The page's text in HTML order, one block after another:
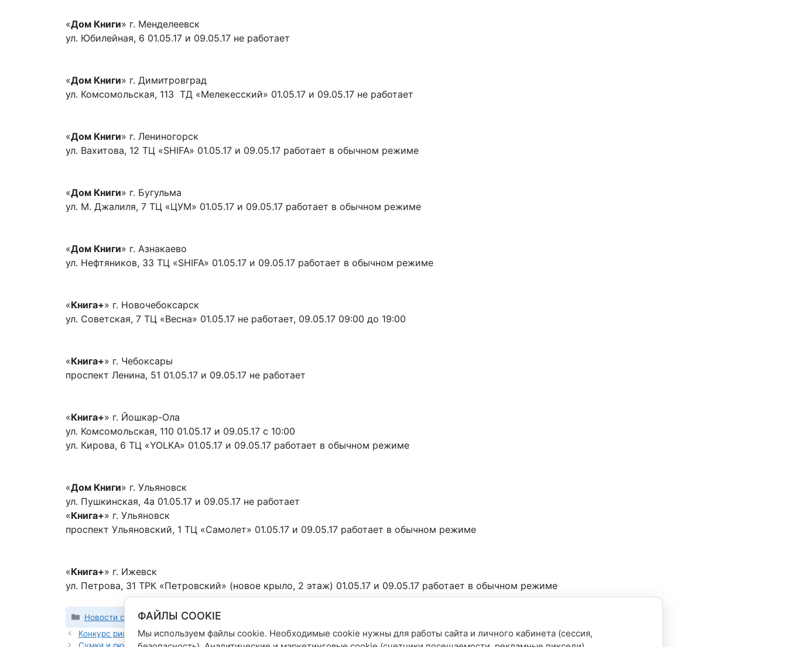
«Дом Книги» г. Менделеевск
ул. Юбилейная, 6 01.05.17 и 09.05.17 не работает
«Дом Книги» г. Димитровград
ул. Комсомольская, 113 ТД «Мелекесский» 01.05.17 и 09.05.17 не работает
«Дом Книги» г. Лениногорск
ул. Вахитова, 12 ТЦ «SHIFA» 01.05.17 и 09.05.17 работает в обычном режиме
«Дом Книги» г. Бугульма
ул. М. Джалиля, 7 ТЦ «ЦУМ» 01.05.17 и 09.05.17 работает в обычном режиме
«Дом Книги» г. Азнакаево
ул. Нефтяников, 33 ТЦ «SHIFA» 01.05.17 и 09.05.17 работает в обычном режиме
«Книга+» г. Новочебоксарск
ул. Советская, 7 ТЦ «Весна» 01.05.17 не работает, 09.05.17 09:00 до 19:00
«Книга+» г. Чебоксары
проспект Ленина, 51 01.05.17 и 09.05.17 не работает
«Книга+» г. Йошкар-Ола
ул. Комсомольская, 110 01.05.17 и 09.05.17 с 10:00
ул. Кирова, 6 ТЦ «YOLKA» 01.05.17 и 09.05.17 работает в обычном режиме
«Дом Книги» г. Ульяновск
ул. Пушкинская, 4а 01.05.17 и 09.05.17 не работает
«Книга+» г. Ульяновск
проспект Ульяновский, 1 ТЦ «Самолет» 01.05.17 и 09.05.17 работает в обычном режиме
«Книга+» г. Ижевск
ул. Петрова, 31 ТРК «Петровский» (новое крыло, 2 этаж) 01.05.17 и 09.05.17 работает в обычном режиме
Рубрики
Новости сети магазинов
Конкурс рисунков от компании Stabilo!
Сумки и рюкзаки по сниженным ценам!
ФАЙЛЫ COOKIE
Мы используем файлы cookie. Необходимые cookie нужны для работы сайта и личного кабинета (сессия,